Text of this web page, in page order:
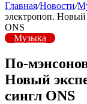
Главная/Новости/
электропоп.
ONS
Музыка
По-
Новый
сингл ONS